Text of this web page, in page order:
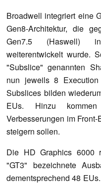
Broadwell integriert eine
Gen8-Architektur, die
Gen7.5 (Haswell)
weiterentwickelt wurde.
"Subslice" genannten
nun jeweils 8
Subslices bilden
EUs. Hinzu
Verbesserungen im
steigern sollen.
Die HD Graphics 6000
"GT3" bezeichnete
dementsprechend 48